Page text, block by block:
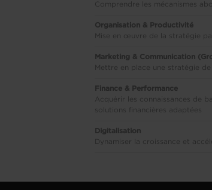
Comprendre les mécanismes
Organisation & Productivité
Mise en œuvre de la stratégie
Marketing & Communication
Mettre en place une stratégie de
Finance & Performance
Acquérir les connaissances de
solutions financières adaptées
Digitalisation
Dynamiser la croissance et